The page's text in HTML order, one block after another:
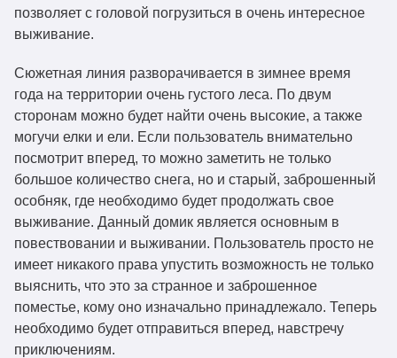
позволяет с головой погрузиться в очень интересное
выживание.
Сюжетная линия разворачивается в зимнее время
года на территории очень густого леса. По двум
сторонам можно будет найти очень высокие, а также
могучи елки и ели. Если пользователь внимательно
посмотрит вперед, то можно заметить не только
большое количество снега, но и старый, заброшенный
особняк, где необходимо будет продолжать свое
выживание. Данный домик является основным в
повествовании и выживании. Пользователь просто не
имеет никакого права упустить возможность не только
выяснить, что это за странное и заброшенное
поместье, кому оно изначально принадлежало. Теперь
необходимо будет отправиться вперед, навстречу
приключениям.